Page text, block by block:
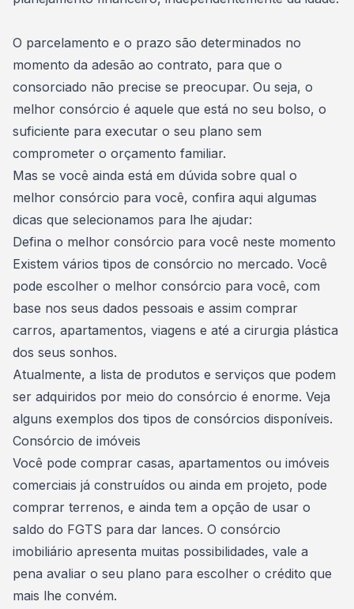
O parcelamento e o prazo são determinados no
momento da adesão ao contrato, para que o
consorciado não precise se preocupar. Ou seja, o
melhor consórcio é aquele que está no seu bolso, o
suficiente para executar o seu plano sem
comprometer o orçamento familiar.
Mas se você ainda está em dúvida sobre qual o
melhor consórcio para você, confira aqui algumas
dicas que selecionamos para lhe ajudar:
Defina o melhor consórcio para você neste momento
Existem vários tipos de consórcio no mercado. Você
pode escolher o melhor consórcio para você, com
base nos seus dados pessoais e assim comprar
carros, apartamentos, viagens e até a cirurgia plástica
dos seus sonhos.
Atualmente, a lista de produtos e serviços que podem
ser adquiridos por meio do consórcio é enorme. Veja
alguns exemplos dos tipos de consórcios disponíveis.
Consórcio de imóveis
Você pode comprar casas, apartamentos ou imóveis
comerciais já construídos ou ainda em projeto, pode
comprar terrenos, e ainda tem a opção de usar o
saldo do FGTS para dar lances. O consórcio
imobiliário apresenta muitas possibilidades, vale a
pena avaliar o seu plano para escolher o crédito que
mais lhe convém.